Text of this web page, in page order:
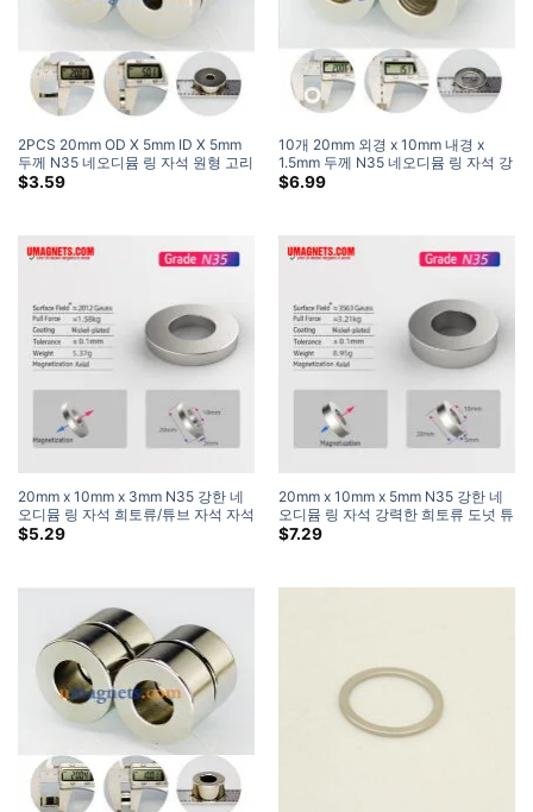
2PCS 20mm OD X 5mm ID X 5mm
두께 N35 네오디뮴 링 자석 원형 고리
자석
$3.59
10개 20mm 외경 x 10mm 내경 x
1.5mm 두께 N35 네오디뮴 링 자석 강
력한 튜브 자석 판매
$6.99
20mm x 10mm x 3mm N35 강한 네
오디뮴 링 자석 희토류/튜브 자석 자석
을 어디에서 구입할 수 있습니까? (5
$5.29
20mm x 10mm x 5mm N35 강한 네
오디뮴 링 자석 강력한 희토류 도넛 튜
브 자석 (5 팩)
$7.29